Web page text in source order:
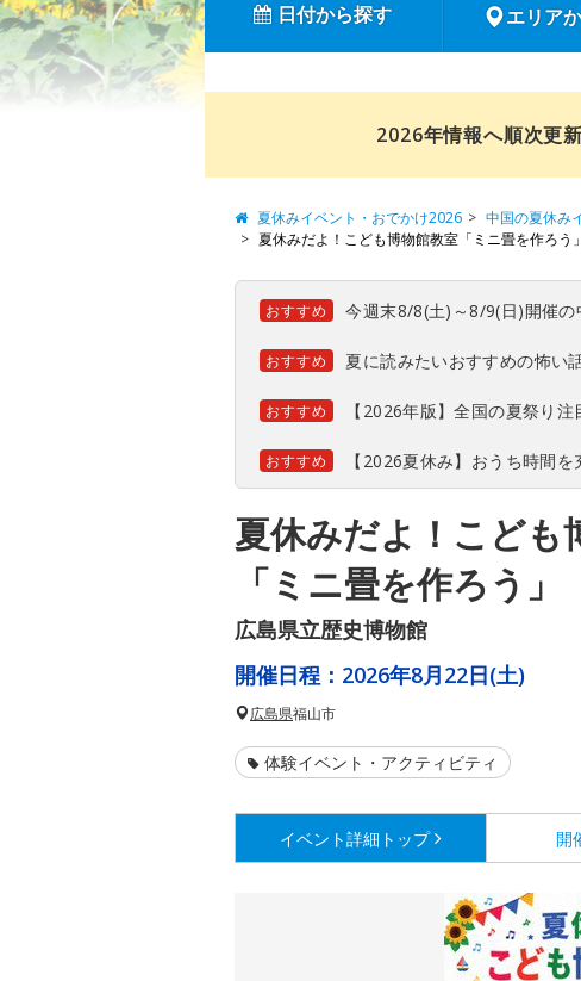
日付から探す エリア
2026年情報へ順次更
夏休みイベント・おでかけ2026 中国の夏休み
夏休みだよ！こども博物館教室「ミニ畳を作ろう」
おすすめ 今週末8/8(土)～8/9(日)開催
おすすめ 夏に読みたいおすすめの怖い
おすすめ 【2026年版】全国の夏祭り
おすすめ 【2026夏休み】おうち時間
夏休みだよ！こども
「ミニ畳を作ろう」
広島県立歴史博物館
開催日程： 2026年8月22日(土)
広島県福山市
体験イベント・アクティビティ
イベント詳細 トップ 開